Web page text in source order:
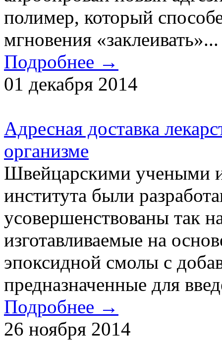
полимер, который
мгновения «заклеивать»...
Подробнее →
01 декабря 2014
Адресная доставка
организме
Швейцарскими учеными
института были
усовершенствованы так
изготавливаемые на
эпоксидной смолы с
предназначенные для
Подробнее →
26 ноября 2014